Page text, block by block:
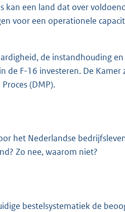
kan een land dat over
voor een operationele
de instandhouding
de F-16 investeren. De
(DMP).
het Nederlandse
Zo nee, waarom niet?
bestelsystematiek de